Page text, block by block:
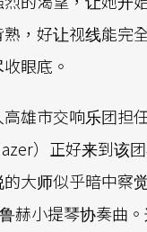
，好让视线能完
眼底。
雄市交响乐团担
）正好来到该
大师似乎暗中察
赫小提琴协奏曲